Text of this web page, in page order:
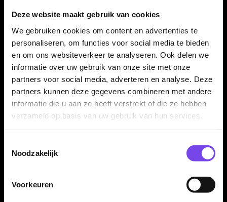
Deze website maakt gebruik van cookies
We gebruiken cookies om content en advertenties te
personaliseren, om functies voor social media te bieden
en om ons websiteverkeer te analyseren. Ook delen we
informatie over uw gebruik van onze site met onze
partners voor social media, adverteren en analyse. Deze
partners kunnen deze gegevens combineren met andere
informatie die u aan ze heeft verstrekt of die ze hebben
verzameld op basis van uw gebruik van hun services.
Noodzakelijk
Voorkeuren
darters die een hoogwaardige steeltip set zoeken met een
stabiele rechte barrel, duidelijke grip en een professionele
uitstraling. Dit maakt de set interessant voor fanatieke
recreatieve spelers en competitiedarters.
Verkrijgbaar in 23 gram
De BULL'S Cor Dekker 90% dartpijlen zijn verkrijgbaar in 23
De BULL'S Cor Dekker 90% dartpijlen worden geleverd als